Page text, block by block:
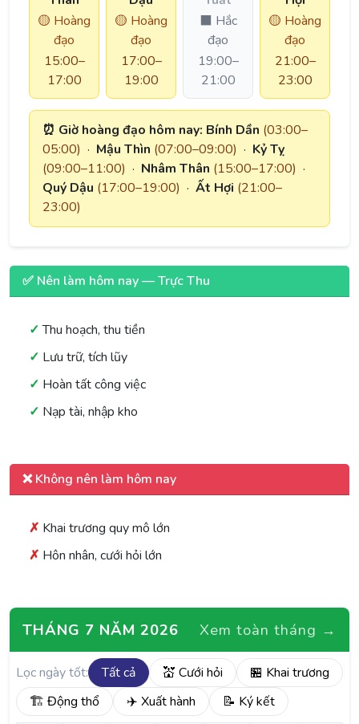
🟡 Hoàng
đạo
15:00–
17:00
🟡 Hoàng
đạo
17:00–
19:00
⬛ Hắc
đạo
19:00–
21:00
🟡 Hoàng
đạo
21:00–
23:00
⏰ Giờ hoàng đạo hôm nay: Bính Dần (03:00–
05:00) · Mậu Thìn (07:00–09:00) · Kỷ Tỵ
(09:00–11:00) · Nhâm Thân (15:00–17:00) ·
Quý Dậu (17:00–19:00) · Ất Hợi (21:00–
23:00)
✅ Nên làm hôm nay — Trực Thu
Thu hoạch, thu tiền
Lưu trữ, tích lũy
Hoàn tất công việc
Nạp tài, nhập kho
❌ Không nên làm hôm nay
Khai trương quy mô lớn
Hôn nhân, cưới hỏi lớn
THÁNG 7 NĂM 2026 Xem toàn tháng →
Lọc ngày tốt: Tất cả 💒 Cưới hỏi
🏪 Khai trương
🏗️ Động thổ
✈️ Xuất hành 📝 Ký kết